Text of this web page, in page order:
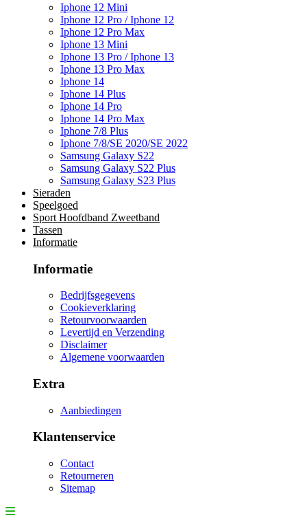
Iphone 12 Mini
Iphone 12 Pro / Iphone 12
Iphone 12 Pro Max
Iphone 13 Mini
Iphone 13 Pro / Iphone 13
Iphone 13 Pro Max
Iphone 14
Iphone 14 Plus
Iphone 14 Pro
Iphone 14 Pro Max
Iphone 7/8 Plus
Iphone 7/8/SE 2020/SE 2022
Samsung Galaxy S22
Samsung Galaxy S22 Plus
Samsung Galaxy S23 Plus
Sieraden
Speelgoed
Sport Hoofdband Zweetband
Tassen
Informatie
Informatie
Bedrijfsgegevens
Cookieverklaring
Retourvoorwaarden
Levertijd en Verzending
Disclaimer
Algemene voorwaarden
Extra
Aanbiedingen
Klantenservice
Contact
Retourneren
Sitemap